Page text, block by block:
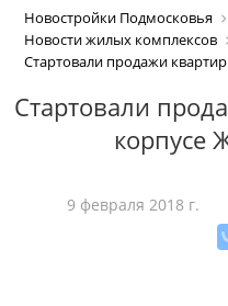
Новостройки Подмосковья
Новости жилых комплексов
Стартовали продажи
Стартовали
корпусе
9 февраля 2018 г.